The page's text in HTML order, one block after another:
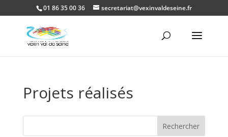
01 86 35 00 36 secretariat@vexinvaldeseine.fr
Projets réalisés